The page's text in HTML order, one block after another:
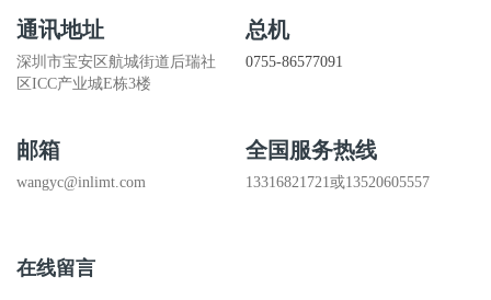
通讯地址
深圳市宝安区航城街道后瑞社
区ICC产业城E栋3楼
总机
0755-86577091
邮箱
wangyc@inlimt.com
全国服务热线
13316821721或13520605557
在线留言